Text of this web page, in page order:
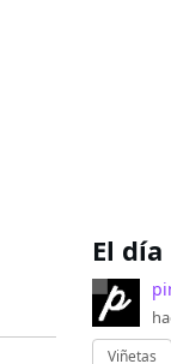
El
Viñetas